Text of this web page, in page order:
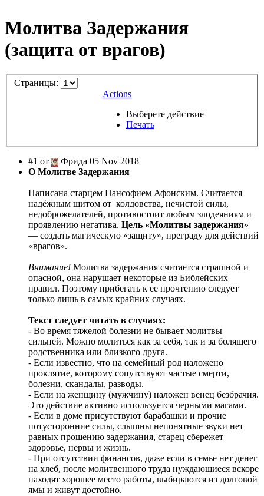
Молитва Задержания
(защита от врагов)
Страницы:
Actions
Выберете действие
Печать
#1 от
Фрида 05 Nov 2018
О Молитве Задержания
Написана старцем Пансофием Афонским. Считается
надёжным щитом от колдовства, нечистой силы,
недоброжелателей, противостоит любым злодеяниям и
проявлению негатива. Цель «Молитвы задержания»
— создать магическую «защиту», преграду для действий
«врагов».
Внимание! Молитва задержания считается страшной и
опасной, она нарушает некоторые из Библейских
правил. Поэтому прибегать к ее прочтению следует
только лишь в самых крайних случаях.
Текст следует читать в случаях:
- Во время тяжелой болезни не бывает молитвы
сильней. Можно молиться как за себя, так и за болящего
родственника или близкого друга.
- Если известно, что на семейный род наложено
проклятие, которому сопутствуют частые смерти,
болезни, скандалы, разводы.
- Если на женщину (мужчину) наложен венец безбрачия.
Это действие активно используется черными магами.
- Если в доме присутствуют барабашки и прочие
потусторонние силы, слышны непонятные звуки нет
равных прошению задержания, старец сбережет
здоровье, нервы и жизнь.
- При отсутствии финансов, даже если в семье нет денег
на хлеб, после молитвенного труда нуждающиеся вскоре
находят хорошее место работы, выбираются из долговой
ямы и живут достойно.